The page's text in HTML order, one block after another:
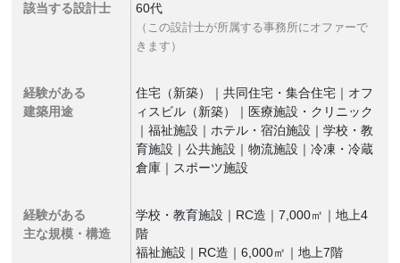
該当する設計士 60代
（この設計士が所属する事務所にオファーで
きます）
経験がある
建築用途
住宅（新築）｜共同住宅・集合住宅｜オフ
ィスビル（新築）｜医療施設・クリニック
｜福祉施設｜ホテル・宿泊施設｜学校・教
育施設｜公共施設｜物流施設｜冷凍・冷蔵
倉庫｜スポーツ施設
経験がある
主な規模・構造
学校・教育施設｜RC造｜7,000㎡｜地上4
階
福祉施設｜RC造｜6,000㎡｜地上7階